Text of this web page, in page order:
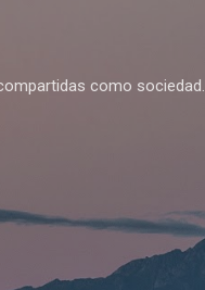
como sociedad.